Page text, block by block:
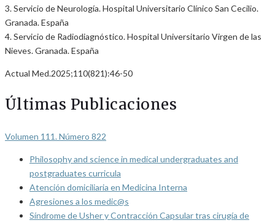
3. Servicio de Neurología. Hospital Universitario Clínico San Cecilio.
Granada. España
4. Servicio de Radiodiagnóstico. Hospital Universitario Virgen de las
Nieves. Granada. España
Actual Med.2025;110(821):46-50
Últimas Publicaciones
Volumen 111. Número 822
Philosophy and science in medical undergraduates and
postgraduates curricula
Atención domiciliaria en Medicina Interna
Agresiones a los medic@s
Síndrome de Usher y Contracción Capsular tras cirugía de